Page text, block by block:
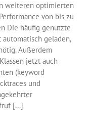
weiteren optimierten
von bis zu
Die häufig genutzte
geladen,
Außerdem
jetzt auch
(keyword
und
[...]